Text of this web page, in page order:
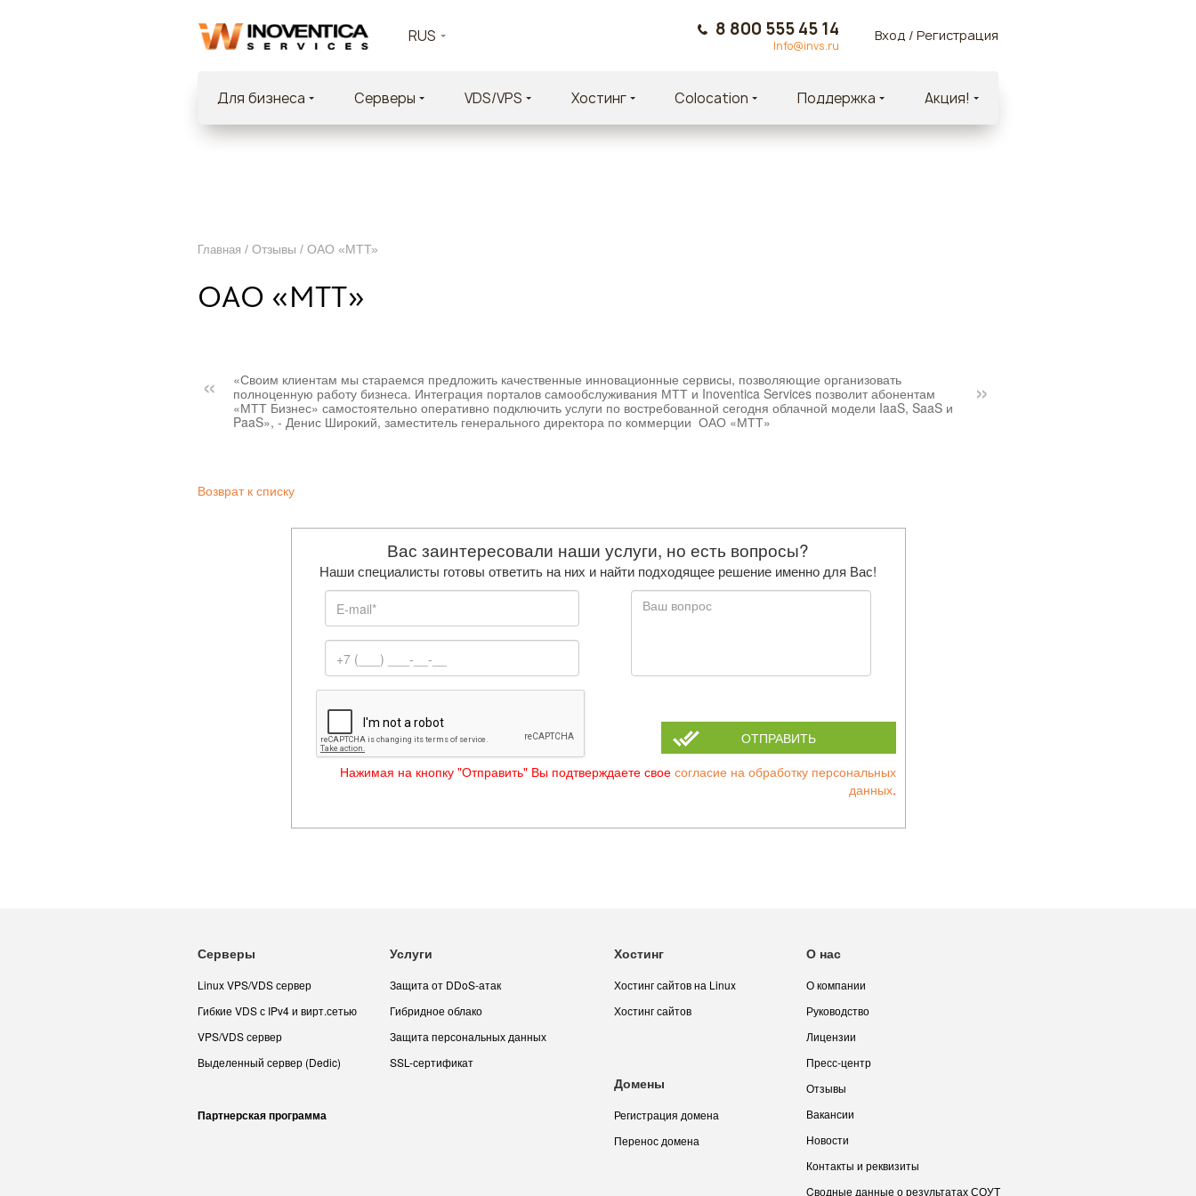
RUS 8 800 555 45 14
Info@invs.ru
Вход / Регистрация
Для бизнеса Cерверы VDS/VPS Хостинг Colocation Поддержка Акция!
Главная / Отзывы / ОАО «МТТ»
ОАО «МТТ»
«Своим клиентам мы стараемся предложить качественные инновационные сервисы, позволяющие организовать
полноценную работу бизнеса. Интеграция порталов самообслуживания МТТ и Inoventica Services позволит абонентам
«МТТ Бизнес» самостоятельно оперативно подключить услуги по востребованной сегодня облачной модели IaaS, SaaS и
PaaS», - Денис Широкий, заместитель генерального директора по коммерции ОАО «МТТ»
Возврат к списку
Вас заинтересовали наши услуги, но есть вопросы?
Наши специалисты готовы ответить на них и найти подходящее решение именно для Вас!
ОТПРАВИТЬ
Нажимая на кнопку "Отправить" Вы подтверждаете свое согласие на обработку персональных
данных.
Серверы
Linux VPS/VDS сервер
Гибкие VDS с IPv4 и вирт.сетью
VPS/VDS сервер
Выделенный сервер (Dedic)
Партнерская программа
Услуги
Защита от DDoS-атак
Гибридное облако
Защита персональных данных
SSL-сертификат
Хостинг
Хостинг сайтов на Linux
Хостинг сайтов
О нас
О компании
Руководство
Лицензии
Пресс-центр
Отзывы
Вакансии
Новости
Контакты и реквизиты
Cводные данные о результатах СОУТ
Домены
Регистрация домена
Перенос домена